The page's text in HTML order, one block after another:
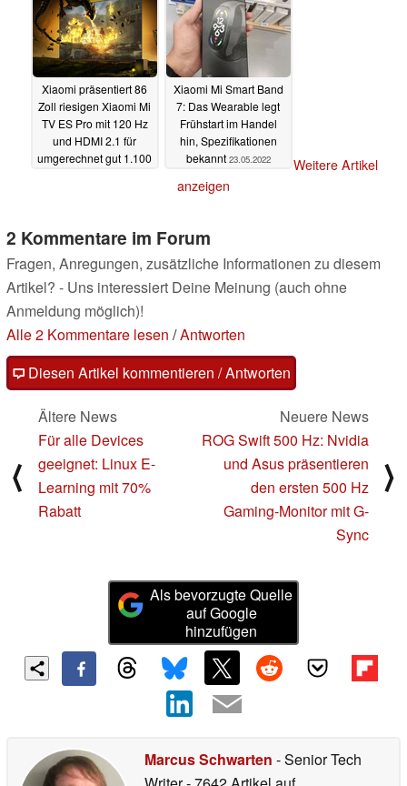
Xiaomi präsentiert 86
Zoll riesigen Xiaomi Mi
TV ES Pro mit 120 Hz
und HDMI 2.1 für
umgerechnet gut 1.100
Xiaomi Mi Smart Band
7: Das Wearable legt
Frühstart im Handel
hin, Spezifikationen
bekannt 23.05.2022
Weitere Artikel
anzeigen
2 Kommentare im Forum
Fragen, Anregungen, zusätzliche Informationen zu diesem
Artikel? - Uns interessiert Deine Meinung (auch ohne
Anmeldung möglich)!
Alle 2 Kommentare lesen /Antworten
Diesen Artikel kommentieren / Antworten
⟨
Ältere News
Für alle Devices
geeignet: Linux E-
Learning mit 70%
Rabatt
Neuere News
ROG Swift 500 Hz: Nvidia
und Asus präsentieren
den ersten 500 Hz
Gaming-Monitor mit G-
Sync
⟩
Als bevorzugte Quelle
auf Google
hinzufügen
Marcus Schwarten - Senior Tech